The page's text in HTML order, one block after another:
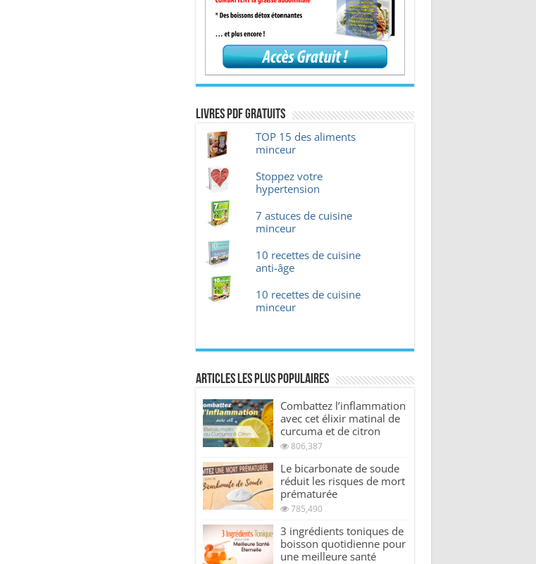
Livres pdf GRATUITS
TOP 15 des aliments
minceur
Stoppez votre
hypertension
7 astuces de cuisine
minceur
10 recettes de cuisine
anti-âge
10 recettes de cuisine
minceur
Articles les plus Populaires
Combattez l’inflammation
avec cet élixir matinal de
curcuma et de citron
806,387
Le bicarbonate de soude
réduit les risques de mort
prématurée
785,490
3 ingrédients toniques de
boisson quotidienne pour
une meilleure santé